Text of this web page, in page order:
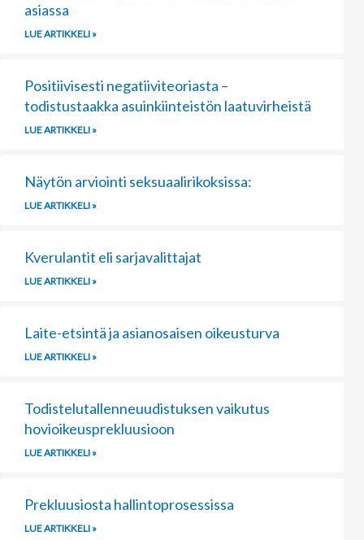
asiassa
LUE ARTIKKELI »
Positiivisesti negatiiviteoriasta –
todistustaakka asuinkiinteistön laatuvirheistä
LUE ARTIKKELI »
Näytön arviointi seksuaalirikoksissa:
LUE ARTIKKELI »
Kverulantit eli sarjavalittajat
LUE ARTIKKELI »
Laite-etsintä ja asianosaisen oikeusturva
LUE ARTIKKELI »
Todistelutallenneuudistuksen vaikutus
hovioikeusprekluusioon
LUE ARTIKKELI »
Prekluusiosta hallintoprosessissa
LUE ARTIKKELI »